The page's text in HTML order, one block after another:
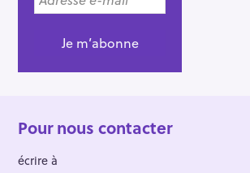
Pour nous contacter
écrire à